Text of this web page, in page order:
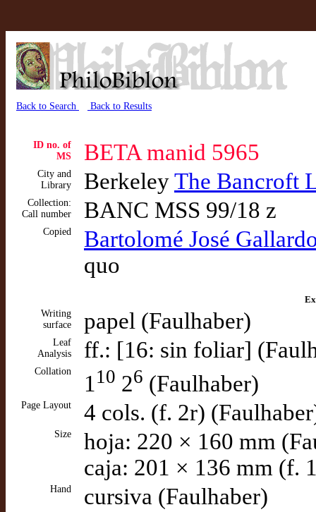
Back to Search Back to Results
ID no. of
MS
BETA manid 5965
City and
Library
BerkeleyThe Bancroft
Collection:
Call number
BANC MSS 99/18 z
Copied
Bartolomé José
quo
Writing
surface
papel (Faulhaber)
Leaf
Analysis
ff.: [16: sin foliar]
Collation 1 10 26 (Faulhaber)
Page Layout 4 cols. (f. 2r)
Size
hoja: 220 × 160 mm
caja: 201 × 136 mm (f.
Hand cursiva (Faulhaber)